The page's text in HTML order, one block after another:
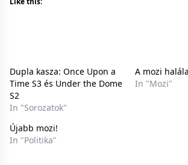
Dupla kasza: Once Upon a
Time S3 és Under the Dome
S2
In "Sorozatok"
A mozi
In "Mozi"
Újabb mozi!
In "Politika"